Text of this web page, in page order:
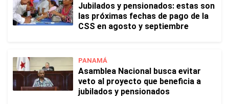
Jubilados y pensionados: estas son
las próximas fechas de pago de la
CSS en agosto y septiembre
PANAMÁ
Asamblea Nacional busca evitar
veto al proyecto que beneficia a
jubilados y pensionados